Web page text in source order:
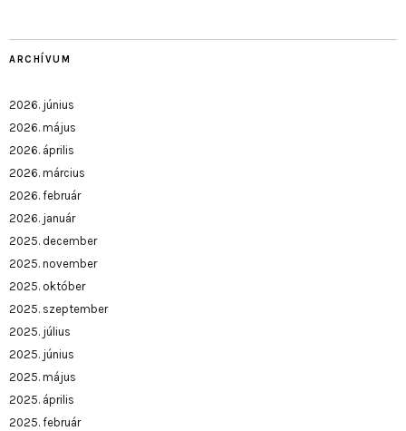
ARCHÍVUM
2026. június
2026. május
2026. április
2026. március
2026. február
2026. január
2025. december
2025. november
2025. október
2025. szeptember
2025. július
2025. június
2025. május
2025. április
2025. február